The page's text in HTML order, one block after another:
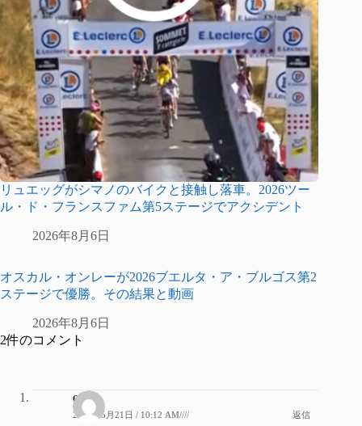
リュエッグがシマノのバイクと接触し落車。2026ツー
ル・ド・フランスファム第5ステージでアクシデント
2026年8月6日
オスカル・オンレーが2026ブエルタ・ア・ブルゴス第2
ステージで優勝。その結果と動画
2026年8月6日
2件のコメント
er4b
2023年5月21日 / 10:12 AM//// 返信